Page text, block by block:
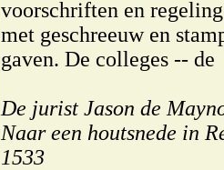
voorschriften en
met geschreeuw en
gaven. De colleges -- de
De jurist Jason de
Naar een houtsnede in
1533